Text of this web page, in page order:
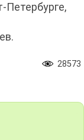
Петербурге,
28573